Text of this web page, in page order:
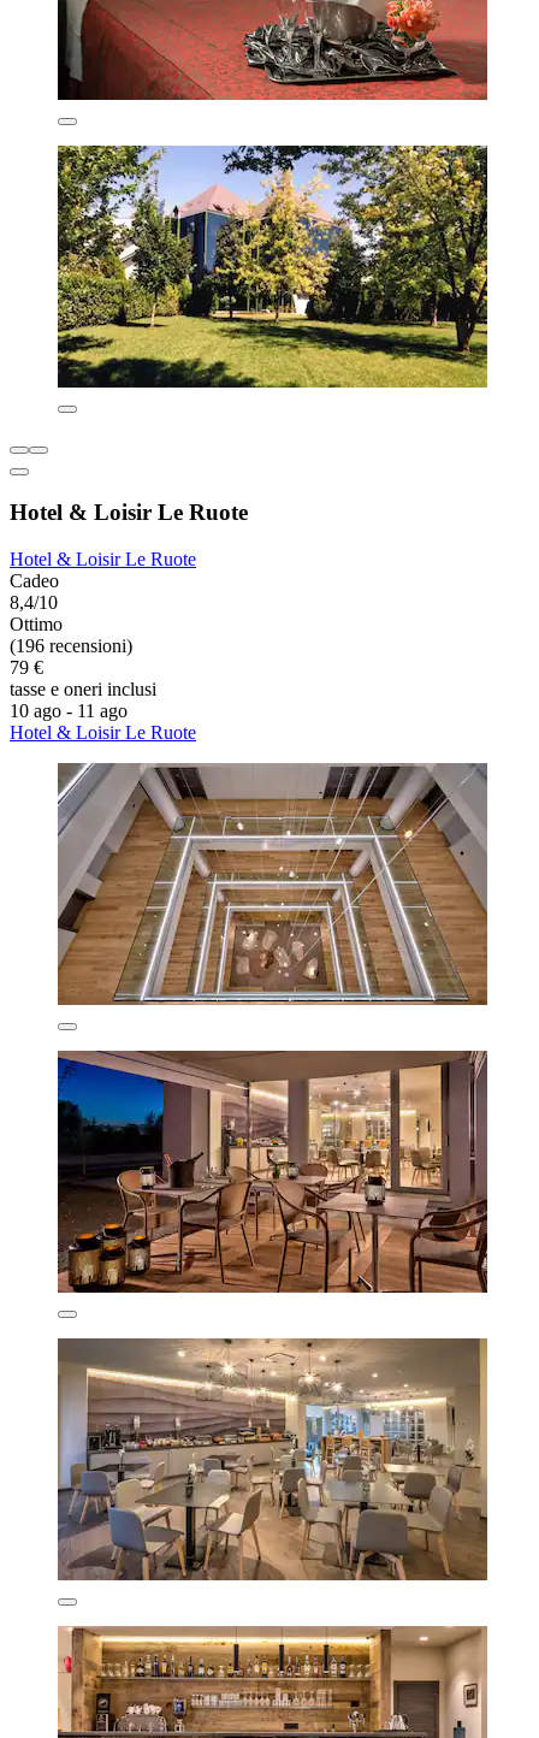
Hotel & Loisir Le Ruote
Hotel & Loisir Le Ruote
Cadeo
8,4/10
Ottimo
(196 recensioni)
79 €
tasse e oneri inclusi
10 ago - 11 ago
Hotel & Loisir Le Ruote